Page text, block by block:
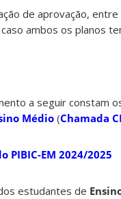
de aprovação,
ambos os planos
a seguir constam
Médio (Chamada
PIBIC-EM 2024/2025
estudantes de